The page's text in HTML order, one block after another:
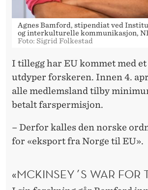
Agnes Bamford, stipendiat ved
og interkulturelle kommunikasjon,
Foto: Sigrid Folkestad
I tillegg har EU kommet med
utdyper forskeren. Innen 4.
alle medlemsland tilby
betalt farspermisjon.
– Derfor kalles den norske
for «eksport fra Norge til EU».
«MCKINSEY´S WAR FOR